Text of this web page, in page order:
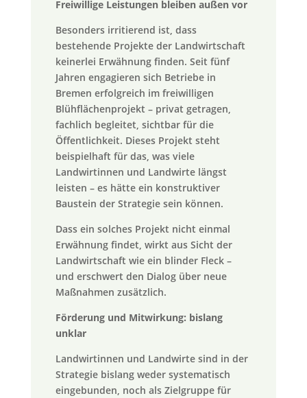
Freiwillige Leistungen bleiben außen vor
Besonders irritierend ist, dass
bestehende Projekte der Landwirtschaft
keinerlei Erwähnung finden. Seit fünf
Jahren engagieren sich Betriebe in
Bremen erfolgreich im freiwilligen
Blühflächenprojekt – privat getragen,
fachlich begleitet, sichtbar für die
Öffentlichkeit. Dieses Projekt steht
beispielhaft für das, was viele
Landwirtinnen und Landwirte längst
leisten – es hätte ein konstruktiver
Baustein der Strategie sein können.
Dass ein solches Projekt nicht einmal
Erwähnung findet, wirkt aus Sicht der
Landwirtschaft wie ein blinder Fleck –
und erschwert den Dialog über neue
Maßnahmen zusätzlich.
Förderung und Mitwirkung: bislang
unklar
Landwirtinnen und Landwirte sind in der
Strategie bislang weder systematisch
eingebunden, noch als Zielgruppe für